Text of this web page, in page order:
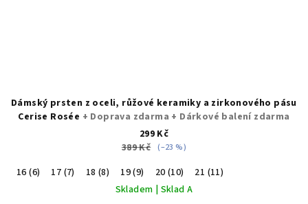
Dámský prsten z oceli, růžové keramiky a zirkonového pásu
Cerise Rosée + Doprava zdarma + Dárkové balení zdarma
299 Kč
389 Kč (–23 %)
16 (6) 17 (7) 18 (8) 19 (9) 20 (10)
21 (11)
Skladem | Sklad A